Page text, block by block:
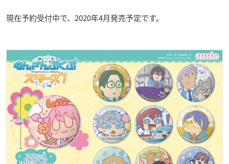
現在予約受付中で、2020年4月発売予定です。